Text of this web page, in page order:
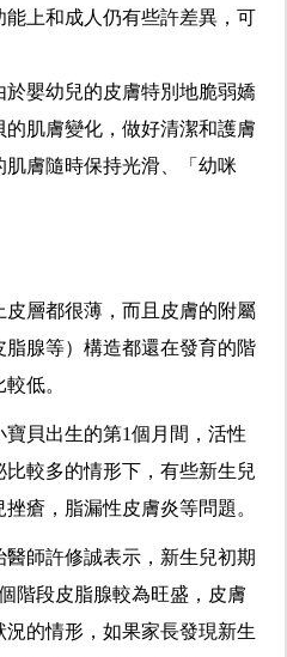
上和成人仍有些許差異，可
嬰幼兒的皮膚特別地脆弱嬌
肌膚變化，做好清潔和護膚
膚隨時保持光滑、「幼咪
層都很薄，而且皮膚的附屬
腺等）構造都還在發育的階
低。
貝出生的第1個月間，活性
較多的情形下，有些新生兒
瘡，脂漏性皮膚炎等問題。
師許修誠表示，新生兒初期
階段皮脂腺較為旺盛，皮膚
的情形，如果家長發現新生